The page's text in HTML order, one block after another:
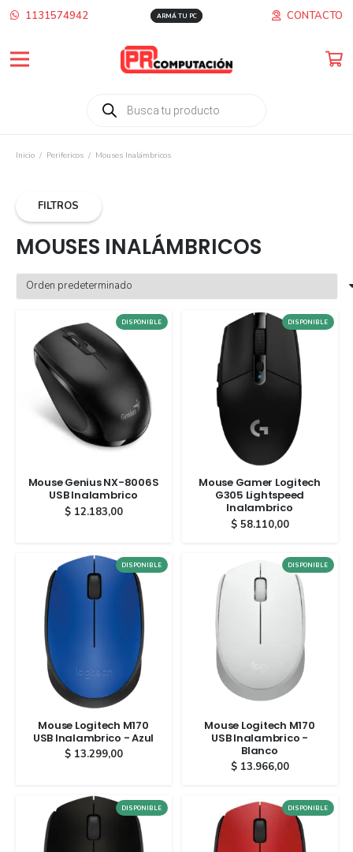
1131574942 ARMÁ TU PC CONTACTO
Búsqueda
de
Inicio / Perifericos / Mouses Inalámbricos
FILTROS
MOUSES INALÁMBRICOS
DISPONIBLE
Mouse Genius NX-8006S
USB Inalambrico
$12.183,00
DISPONIBLE
Mouse Gamer Logitech
G305 Lightspeed
Inalambrico
$58.110,00
DISPONIBLE
Mouse Logitech M170
USB Inalambrico - Azul
$13.299,00
DISPONIBLE
Mouse Logitech M170
USB Inalambrico -
Blanco
$13.966,00
DISPONIBLE DISPONIBLE